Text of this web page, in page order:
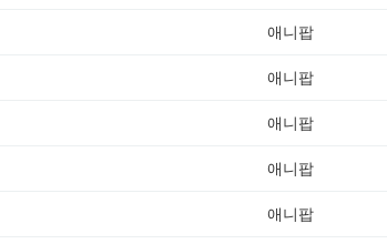
애니팝
애니팝
애니팝
애니팝
애니팝